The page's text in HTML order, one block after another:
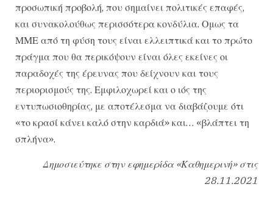
προσωπική προβολή, που σημαίνει πολιτικές επαφές,
και συνακολούθως περισσότερα κονδύλια. Ομως τα
ΜΜΕ από τη φύση τους είναι ελλειπτικά και το πρώτο
πράγμα που θα περικόψουν είναι όλες εκείνες οι
παραδοχές της έρευνας που δείχνουν και τους
περιορισμούς της. Εμφιλοχωρεί και ο ιός της
εντυπωσιοθηρίας, με αποτέλεσμα να διαβάζουμε ότι
«το κρασί κάνει καλό στην καρδιά» και… «βλάπτει τη
σπλήνα».
Δημοσιεύτηκε στην εφημερίδα «Καθημερινή» στις
28.11.2021